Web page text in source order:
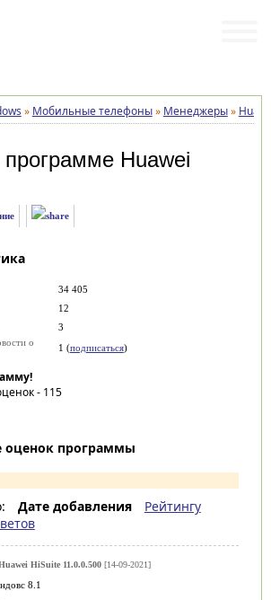
» Мобильные телефоны» Менеджеры»
Huawei
34 405
12
3
о
1 (подписаться)
- 115
оценок программы
Дате добавления
Рейтингу
HiSuite 11.0.0.500[14-09-2021]
8.1